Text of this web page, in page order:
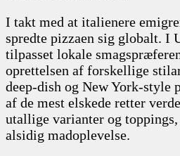
I takt med at italienere
spredte pizzaen sig globalt. I
tilpasset lokale
oprettelsen af forskellige
deep-dish og New York-style
af de mest elskede retter
utallige varianter og
alsidig madoplevelse.